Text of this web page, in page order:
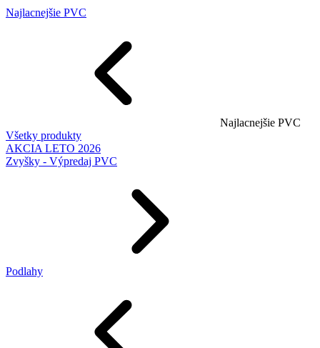
Najlacnejšie PVC
Najlacnejšie PVC
Všetky produkty
AKCIA LETO 2026
Zvyšky - Výpredaj PVC
Podlahy